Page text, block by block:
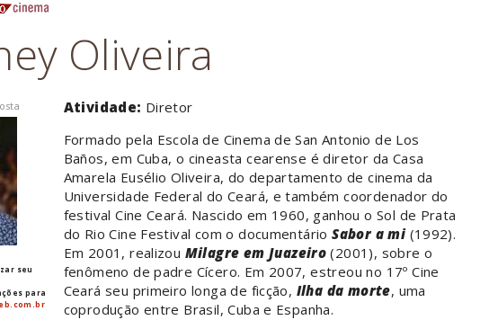
Oliveira
seu
para
Atividade: Diretor
Formado pela Escola de Cinema de San Antonio de Los
Baños, em Cuba, o cineasta cearense é diretor da Casa
Amarela Eusélio Oliveira, do departamento de cinema da
Universidade Federal do Ceará, e também coordenador do
festival Cine Ceará. Nascido em 1960, ganhou o Sol de Prata
do Rio Cine Festival com o documentárioSabor a mi(1992).
Em 2001, realizou Milagre em Juazeiro (2001), sobre o
fenômeno de padre Cícero. Em 2007, estreou no 17º Cine
Ceará seu primeiro longa de ficção, Ilha da morte, uma
coprodução entre Brasil, Cuba e Espanha.